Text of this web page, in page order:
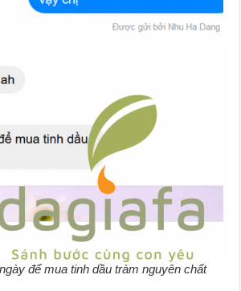
để mua tinh dầu tràm nguyên chất